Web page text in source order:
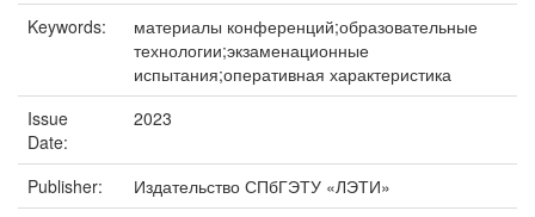
Keywords:
материалы конференций;образовательные
технологии;экзаменационные
испытания;оперативная характеристика
Issue
Date:
2023
Publisher:
Издательство СПбГЭТУ «ЛЭТИ»